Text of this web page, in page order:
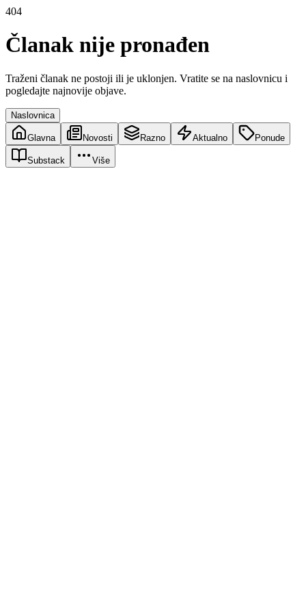
404
Članak nije pronađen
Traženi članak ne postoji ili je uklonjen. Vratite se na naslovnicu i
pogledajte najnovije objave.
Naslovnica
Glavna Novosti Razno Aktualno Ponude
Substack Više